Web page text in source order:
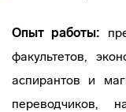
Опыт работы:
факультетов,
аспирантов и
переводчиков,